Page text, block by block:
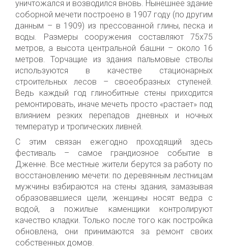
уничтожался и возводился вновь. Нынешнее здание
соборной мечети построено в 1907 году (по другим
данным – в 1909) из прессованной глины, песка и
воды. Размеры сооружения составляют 75х75
метров, а высота центральной башни – около 16
метров. Торчащие из здания пальмовые стволы
используются в качестве стационарных
строительных лесов – своеобразных ступеней.
Ведь каждый год глинобитные стены приходится
ремонтировать, иначе мечеть просто «растает» под
влиянием резких перепадов дневных и ночных
температур и тропических ливней.
С этим связан ежегодно проходящий здесь
фестиваль – самое грандиозное событие в
Дженне. Все местные жители берутся за работу по
восстановлению мечети: по деревянным лестницам
мужчины взбираются на стены здания, замазывая
образовавшиеся щели, женщины носят ведра с
водой, а пожилые каменщики контролируют
качество кладки. Только после того какпостройка
обновлена, они принимаются за ремонт своих
собственных домов.